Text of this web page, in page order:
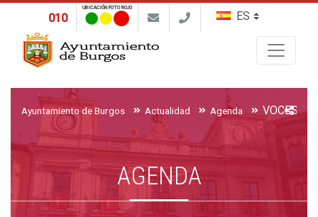
010
UBICACIÓN FOTO ROJO
Ayuntamiento de Burgos Actualidad Agenda VOCES
AGENDA